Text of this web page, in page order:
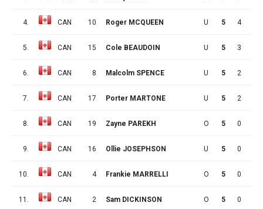
4. CAN 10 Roger MCQUEEN U 5 4
5. CAN 15 Cole BEAUDOIN U 5 3
6. CAN 8 Malcolm SPENCE U 5 2
7. CAN 17 Porter MARTONE U 5 2
8. CAN 19 Zayne PAREKH O 5 0
9. CAN 16 Ollie JOSEPHSON U 5 0
10. CAN 4 Frankie MARRELLI O 5 0
11. CAN 2 Sam DICKINSON O 5 0